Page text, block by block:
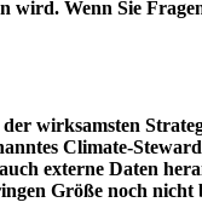
Wenn Sie
wirksamsten
Climate-
externe Daten
Größe noch